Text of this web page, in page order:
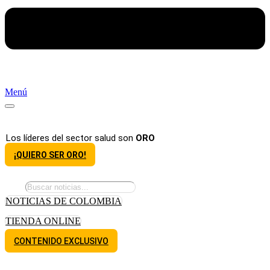
Menú
Los líderes del sector salud son ORO
¡QUIERO SER ORO!
NOTICIAS DE COLOMBIA
TIENDA ONLINE
CONTENIDO EXCLUSIVO